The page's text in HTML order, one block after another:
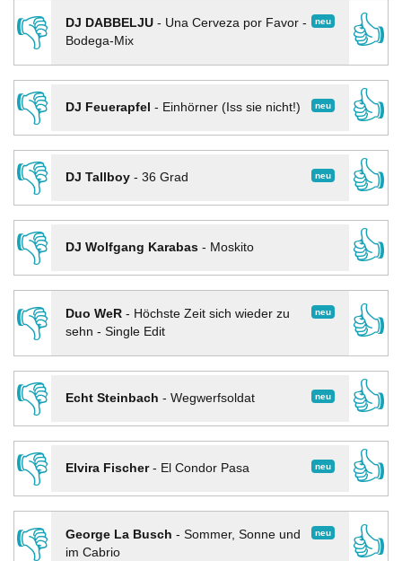
👎
neu
DJ DABBELJU- Una Cerveza por Favor -
Bodega-Mix
👍
👎
neu
DJ Feuerapfel - Einhörner (Iss sie nicht!)
👍
👎
neu
DJ Tallboy- 36 Grad
👍
👎
DJ Wolfgang Karabas- Moskito
👍
👎
neu
Duo WeR- Höchste Zeit sich wieder zu
sehn - Single Edit
👍
👎
neu
Echt Steinbach - Wegwerfsoldat
👍
👎
neu
Elvira Fischer- El Condor Pasa
👍
👎
neu
George La Busch - Sommer, Sonne und
im Cabrio
👍